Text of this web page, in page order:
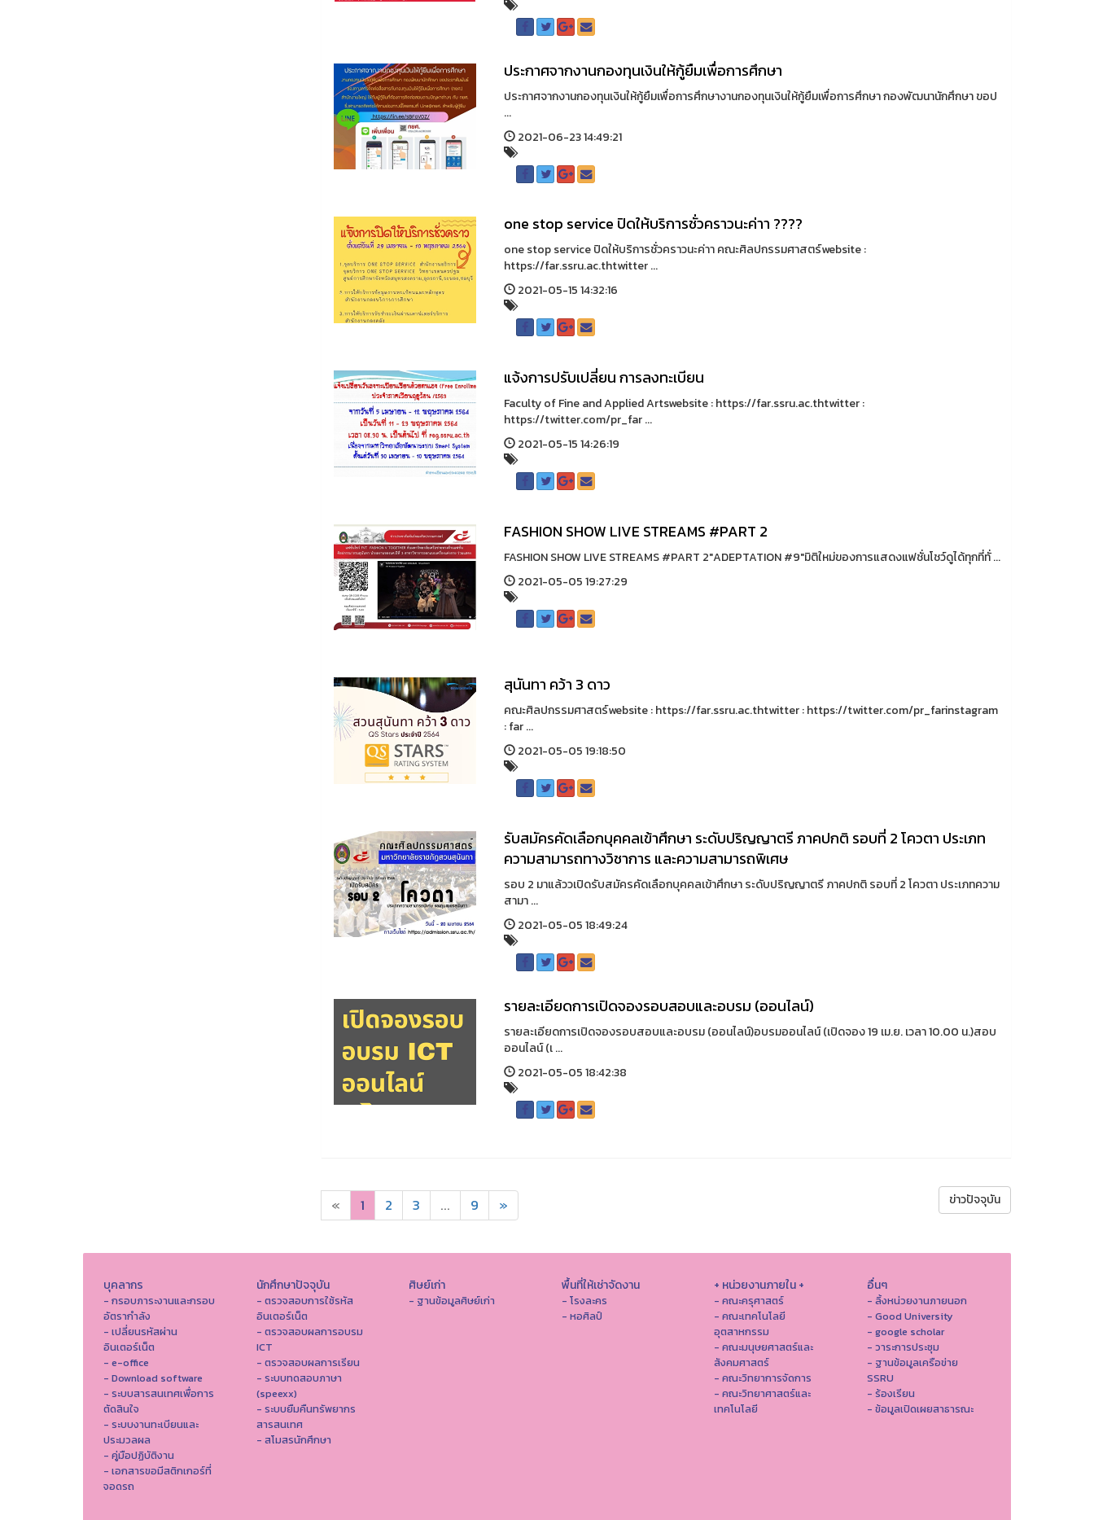
ประกาศจากงานกองทุนเงินให้กู้ยืมเพื่อการศึกษา
ประกาศจากงานกองทุนเงินให้กู้ยืมเพื่อการศึกษางานกองทุนเงินให้กู้ยืมเพื่อการศึกษา กองพัฒนานักศึกษา ขอป
...
2021-06-23 14:49:21
one stop service ปิดให้บริการชั่วคราวนะค่าา ????
one stop service ปิดให้บริการชั่วคราวนะค่าา คณะศิลปกรรมศาสตร์website :
https://far.ssru.ac.thtwitter ...
2021-05-15 14:32:16
แจ้งการปรับเปลี่ยน การลงทะเบียน
Faculty of Fine and Applied Artswebsite : https://far.ssru.ac.thtwitter :
https://twitter.com/pr_far ...
2021-05-15 14:26:19
FASHION SHOW LIVE STREAMS #PART 2
FASHION SHOW LIVE STREAMS #PART 2"ADEPTATION #9"มิติใหม่ของการแสดงแฟชั่นโชว์ดูได้ทุกที่ทั่ ...
2021-05-05 19:27:29
สุนันทา คว้า 3 ดาว
คณะศิลปกรรมศาสตร์website : https://far.ssru.ac.thtwitter : https://twitter.com/pr_farinstagram
: far ...
2021-05-05 19:18:50
รับสมัครคัดเลือกบุคคลเข้าศึกษา ระดับปริญญาตรี ภาคปกติ รอบที่ 2 โควตา ประเภท
ความสามารถทางวิชาการ และความสามารถพิเศษ
รอบ 2 มาแล้ววเปิดรับสมัครคัดเลือกบุคคลเข้าศึกษา ระดับปริญญาตรี ภาคปกติ รอบที่ 2 โควตา ประเภทความ
สามา ...
2021-05-05 18:49:24
รายละเอียดการเปิดจองรอบสอบและอบรม (ออนไลน์)
รายละเอียดการเปิดจองรอบสอบและอบรม (ออนไลน์)อบรมออนไลน์ (เปิดจอง 19 เม.ย. เวลา 10.00 น.)สอบ
ออนไลน์ (เ ...
2021-05-05 18:42:38
« 1 2 3 ... 9 » ข่าวปัจจุบัน
บุคลากร
- กรอบภาระงานและกรอบ
อัตรากำลัง
- เปลี่ยนรหัสผ่าน
อินเตอร์เน็ต
- e-office
- Download software
- ระบบสารสนเทศเพื่อการ
ตัดสินใจ
- ระบบงานทะเบียนและ
ประมวลผล
- คู่มือปฏิบัติงาน
- เอกสารขอมีสติกเกอร์ที่
จอดรถ
นักศึกษาปัจจุบัน
- ตรวจสอบการใช้รหัส
อินเตอร์เน็ต
- ตรวจสอบผลการอบรม
ICT
- ตรวจสอบผลการเรียน
- ระบบทดสอบภาษา
(speexx)
- ระบบยืมคืนทรัพยากร
สารสนเทศ
- สโมสรนักศึกษา
ศิษย์เก่า
- ฐานข้อมูลศิษย์เก่า
พื้นที่ให้เช่าจัดงาน
- โรงละคร
- หอศิลป์
+ หน่วยงานภายใน +
- คณะครุศาสตร์
- คณะเทคโนโลยี
อุตสาหกรรม
- คณะมนุษยศาสตร์และ
สังคมศาสตร์
- คณะวิทยาการจัดการ
- คณะวิทยาศาสตร์และ
เทคโนโลยี
อื่นๆ
- ลิ้งหน่วยงานภายนอก
- Good University
- google scholar
- วาระการประชุม
- ฐานข้อมูลเครือข่าย
SSRU
- ร้องเรียน
- ข้อมูลเปิดเผยสาธารณะ